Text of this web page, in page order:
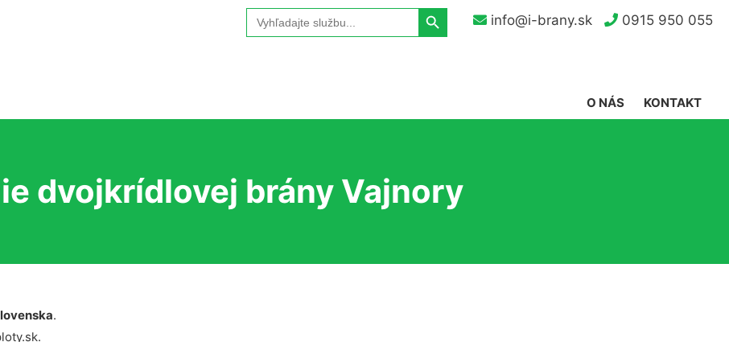
info@i-brany.sk 0915 950 055
Search
for:
Search Button
KONTAKT
O NÁS
dvojkrídlovej brány Vajnory
.